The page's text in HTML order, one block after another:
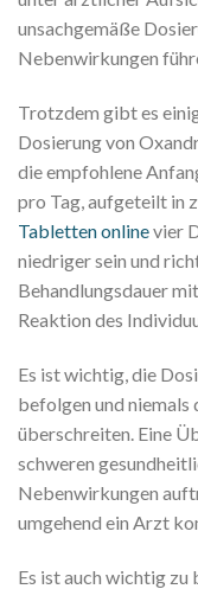
unsachgemäße
Nebenwirkungen
Trotzdem gibt es
Dosierung von
die empfohlene
pro Tag, aufgeteilt in
Tabletten onlinevier
niedriger sein und
Behandlungsdauer
Reaktion des
Es ist wichtig, die
befolgen und niemals
überschreiten. Eine
schweren
Nebenwirkungen
umgehend ein Arzt
Es ist auch wichtig zu